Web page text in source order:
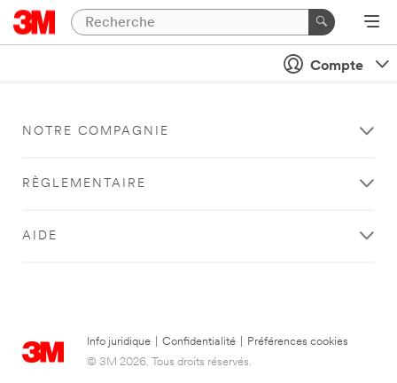
Compte
NOTRE COMPAGNIE
RÈGLEMENTAIRE
AIDE
Info juridique Confidentialité
Préférences cookies
© 3M 2026. Tous droits réservés.